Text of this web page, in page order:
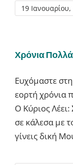
19
Χρόνια
Ευχόμαστε
εορτή χρόνια
Ο Κύριος
σε κάλεσα με
γίνεις δική